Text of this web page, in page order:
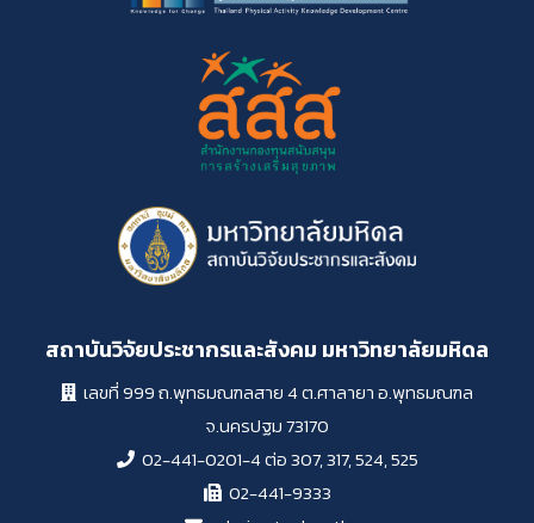
สถาบันวิจัยประชากรและสังคม มหาวิทยาลัยมหิดล
เลขที่ 999 ถ.พุทธมณฑลสาย 4 ต.ศาลายา อ.พุทธมณฑล
จ.นครปฐม 73170
02-441-0201-4 ต่อ 307, 317, 524, 525
02-441-9333